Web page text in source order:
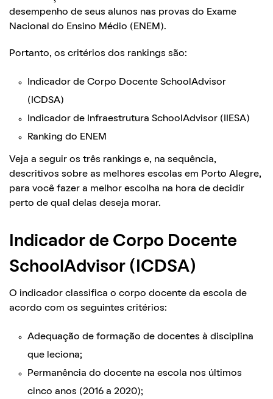
desempenho de seus alunos nas provas do Exame
Nacional do Ensino Médio (ENEM).
Portanto, os critérios dos rankings são:
Indicador de Corpo Docente SchoolAdvisor
(ICDSA)
Indicador de Infraestrutura SchoolAdvisor (IIESA)
Ranking do ENEM
Veja a seguir os três rankings e, na sequência,
descritivos sobre as melhores escolas em Porto Alegre,
para você fazer a melhor escolha na hora de decidir
perto de qual delas deseja morar.
Indicador de Corpo Docente
SchoolAdvisor (ICDSA)
O indicador classifica o corpo docente da escola de
acordo com os seguintes critérios:
Adequação de formação de docentes à disciplina
que leciona;
Permanência do docente na escola nos últimos
cinco anos (2016 a 2020);